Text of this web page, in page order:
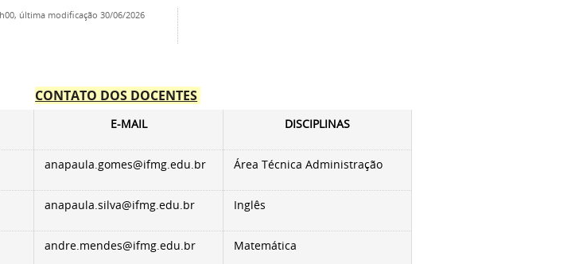
última modificação 30/06/2026
CONTATO DOS DOCENTES
E-MAIL DISCIPLINAS
anapaula.gomes@ifmg.edu.br Área Técnica Administração
anapaula.silva@ifmg.edu.br Inglês
andre.mendes@ifmg.edu.br Matemática